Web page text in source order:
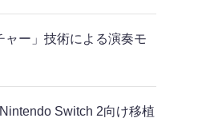
ー」技術による演奏モ
Switch 2向け移植